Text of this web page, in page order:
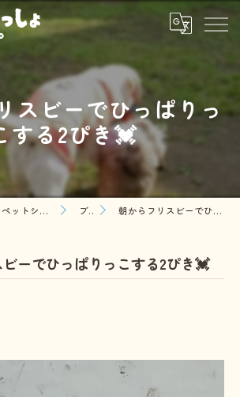
スビーでひっぱりっ
する2ぴき💓
神奈川県三浦市のペットシッターならわんこといっしょ ブログ 朝からフリスビーでひっぱりっこする2ぴき💓
ーでひっぱりっこする2ぴき💓